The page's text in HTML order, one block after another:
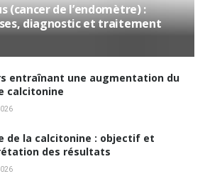
(cancer de l’endomètre) :
diagnostic et traitement
entraînant une augmentation du
calcitonine
de la calcitonine : objectif et
des résultats